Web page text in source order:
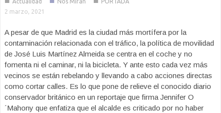
2 marzo, 2021
A pesar de que Madrid es la ciudad más mortífera por la
contaminación relacionada con el tráfico, la política de movilidad
de José Luis Martínez Almeida se centra en el coche y no
fomenta ni el caminar, ni la bicicleta. Y ante esto cada vez más
vecinos se están rebelando y llevando a cabo acciones directas
como cortar calles. Es lo que pone de relieve el conocido diario
conservador británico en un reportaje que firma Jennifer O
´Mahony que enfatiza que el alcalde es criticado por no haber